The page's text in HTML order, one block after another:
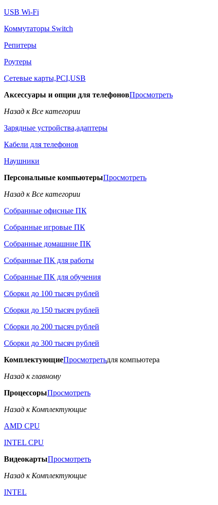
USB Wi-Fi
Коммутаторы Switch
Репитеры
Роутеры
Сетевые карты,PCI,USB
Аксессуары и опции для телефоновПросмотреть
Назад к Все категории
Зарядные устройства,адаптеры
Кабели для телефонов
Наушники
Персональные компьютерыПросмотреть
Назад к Все категории
Собранные офисные ПК
Собранные игровые ПК
Собранные домашние ПК
Собранные ПК для работы
Собранные ПК для обучения
Сборки до 100 тысяч рублей
Сборки до 150 тысяч рублей
Сборки до 200 тысяч рублей
Сборки до 300 тысяч рублей
КомплектующиеПросмотретьдля компьютера
Назад к главному
ПроцессорыПросмотреть
Назад к Комплектующие
AMD CPU
INTEL CPU
ВидеокартыПросмотреть
Назад к Комплектующие
INTEL